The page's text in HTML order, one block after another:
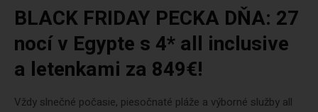
BLACK FRIDAY PECKA DŇA: 27
nocí v Egypte s 4* all inclusive
a letenkami za 849€!
Vždy slnečné počasie, piesočnaté pláže a výborné služby all